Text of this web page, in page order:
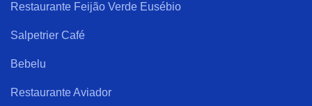
Restaurante Feijão Verde Eusébio
Salpetrier Café
Bebelu
Restaurante Aviador